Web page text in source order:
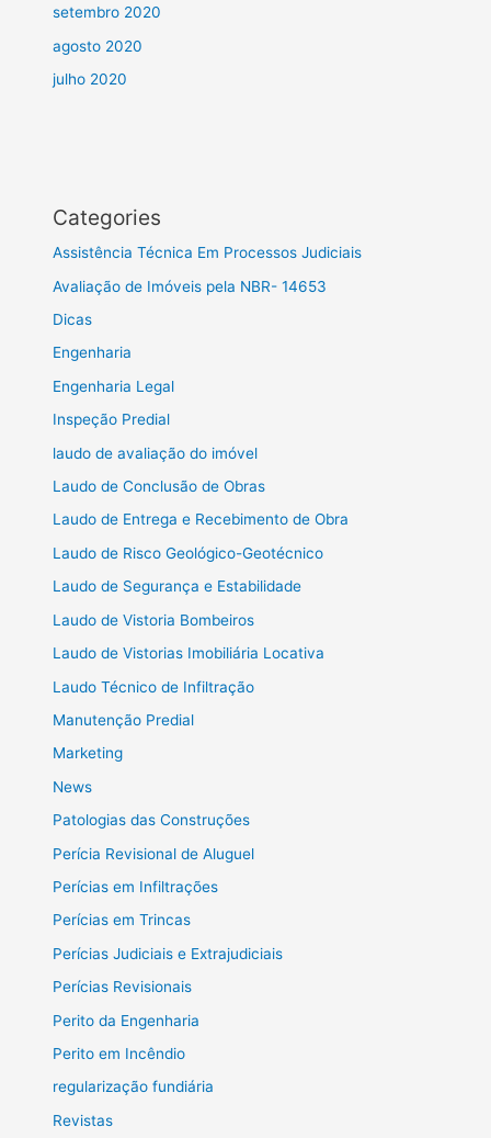
setembro 2020
agosto 2020
julho 2020
Categories
Assistência Técnica Em Processos Judiciais
Avaliação de Imóveis pela NBR- 14653
Dicas
Engenharia
Engenharia Legal
Inspeção Predial
laudo de avaliação do imóvel
Laudo de Conclusão de Obras
Laudo de Entrega e Recebimento de Obra
Laudo de Risco Geológico-Geotécnico
Laudo de Segurança e Estabilidade
Laudo de Vistoria Bombeiros
Laudo de Vistorias Imobiliária Locativa
Laudo Técnico de Infiltração
Manutenção Predial
Marketing
News
Patologias das Construções
Perícia Revisional de Aluguel
Perícias em Infiltrações
Perícias em Trincas
Perícias Judiciais e Extrajudiciais
Perícias Revisionais
Perito da Engenharia
Perito em Incêndio
regularização fundiária
Revistas